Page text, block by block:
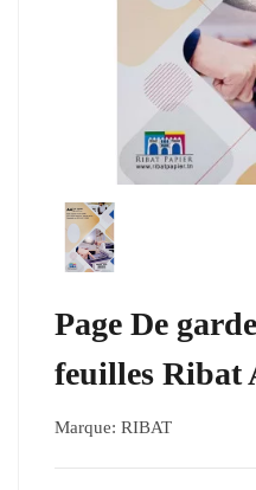
Page De
feuilles Ribat
Marque: RIBAT